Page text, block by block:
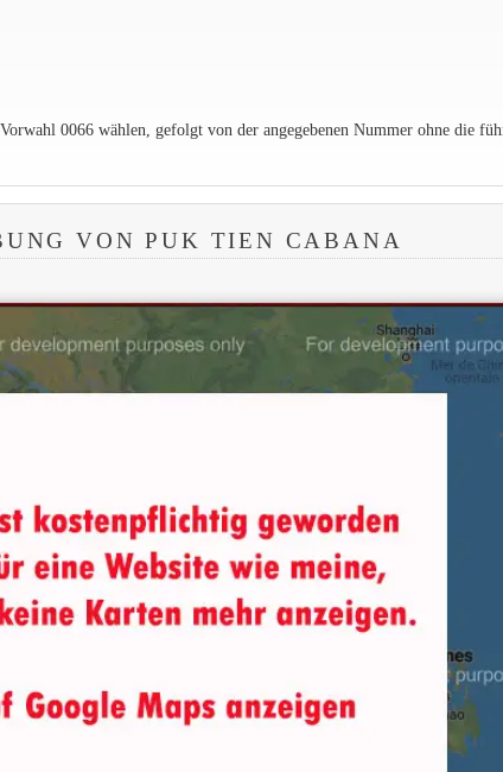
0066 wählen, gefolgt von der angegebenen Nummer ohne die
VON PUK TIEN CABANA